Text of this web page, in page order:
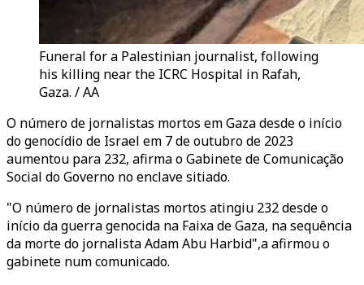
Funeral for a Palestinian journalist, following
his killing near the ICRC Hospital in Rafah,
Gaza. / AA
O número de jornalistas mortos em Gaza desde o início
do genocídio de Israel em 7 de outubro de 2023
aumentou para 232, afirma o Gabinete de Comunicação
Social do Governo no enclave sitiado.
"O número de jornalistas mortos atingiu 232 desde o
início da guerra genocida na Faixa de Gaza, na sequência
da morte do jornalista Adam Abu Harbid",a afirmou o
gabinete num comunicado.